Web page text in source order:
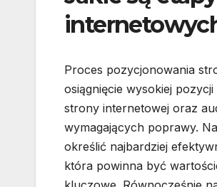
Proces pozycjonowania
osiągnięcie wysokiej
strony internetowej oraz
wymagających poprawy.
określić najbardziej
która powinna być